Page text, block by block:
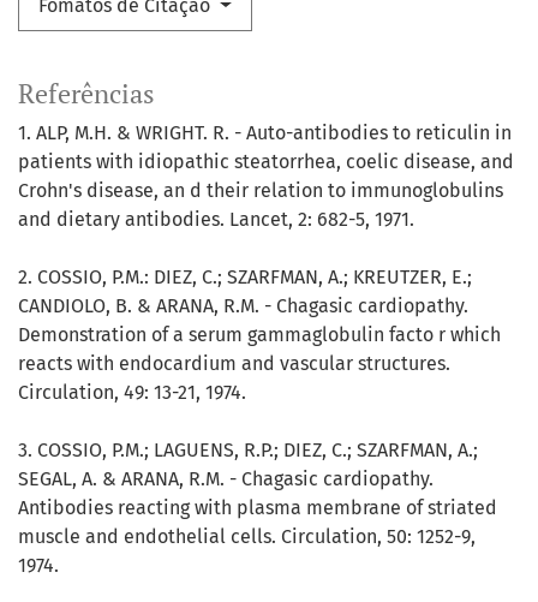
Fomatos de Citação
Referências
1. ALP, M.H. & WRIGHT. R. - Auto-antibodies to reticulin in
patients with idiopathic steatorrhea, coelic disease, and
Crohn's disease, an d their relation to immunoglobulins
and dietary antibodies. Lancet, 2: 682-5, 1971.
2. COSSIO, P.M.: DIEZ, C.; SZARFMAN, A.; KREUTZER, E.;
CANDIOLO, B. & ARANA, R.M. - Chagasic cardiopathy.
Demonstration of a serum gammaglobulin facto r which
reacts with endocardium and vascular structures.
Circulation, 49: 13-21, 1974.
3. COSSIO, P.M.; LAGUENS, R.P.; DIEZ, C.; SZARFMAN, A.;
SEGAL, A. & ARANA, R.M. - Chagasic cardiopathy.
Antibodies reacting with plasma membrane of striated
muscle and endothelial cells. Circulation, 50: 1252-9,
1974.